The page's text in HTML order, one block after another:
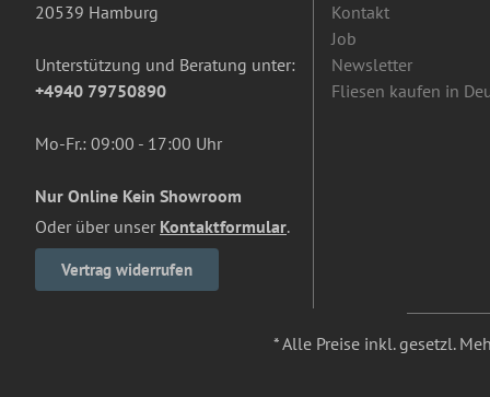
20539 Hamburg
Unterstützung und Beratung unter:
+4940 79750890
Mo-Fr.: 09:00 - 17:00 Uhr
Nur Online Kein Showroom
Oder über unser Kontaktformular.
Vertrag widerrufen
Kontakt
Job
Newsletter
Fliesen kaufen in
* Alle Preise inkl. gesetzl.